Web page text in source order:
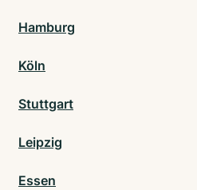
Hamburg
Köln
Stuttgart
Leipzig
Essen